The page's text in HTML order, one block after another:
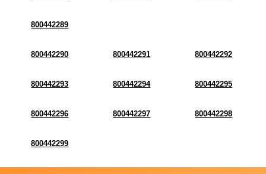
800442289
800442290 800442291 800442292
800442293 800442294 800442295
800442296 800442297 800442298
800442299